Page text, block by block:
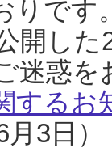
りです
開し
迷惑
するお
3日）